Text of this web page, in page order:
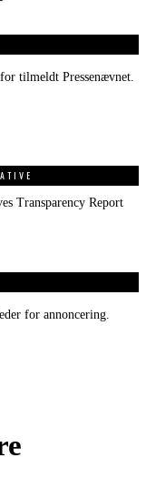
tilmeldt Pressenævnet.
Transparency Report
for annoncering.